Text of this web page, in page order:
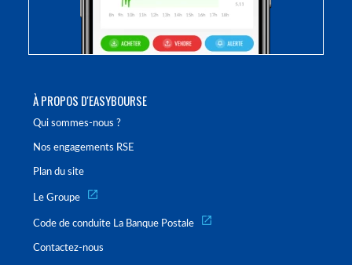
À PROPOS D'EASYBOURSE
Qui sommes-nous ?
Nos engagements RSE
Plan du site
Le Groupe
Code de conduite La Banque Postale
Contactez-nous